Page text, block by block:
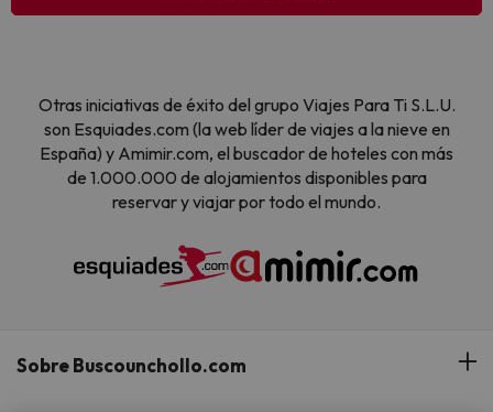
Otras iniciativas de éxito del grupo Viajes Para Ti S.L.U.
son Esquiades.com (la web líder de viajes a la nieve en
España) y Amimir.com, el buscador de hoteles con más
de 1.000.000 de alojamientos disponibles para
reservar y viajar por todo el mundo.
Sobre Buscounchollo.com